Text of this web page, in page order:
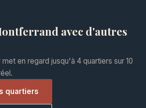
avec d'autres
en regard jusqu'à 4 quartiers sur 10
quartiers